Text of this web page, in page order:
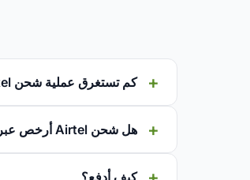
كم تستغرق عملية شحن Airtel؟
هل شحن Airtel أرخص عبر AfriCallShop؟
كيف أدفع؟